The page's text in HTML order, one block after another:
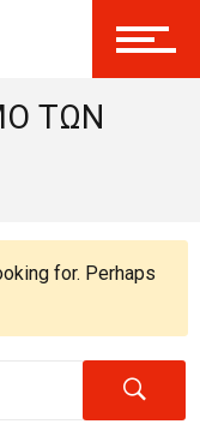
ΤΩΝ
for. Perhaps